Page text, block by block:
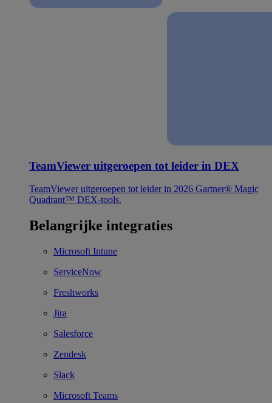
TeamViewer uitgeroepen tot leider in DEX
TeamViewer uitgeroepen tot leider in 2026 Gartner® Magic
Quadrant™ DEX-tools.
Belangrijke integraties
Microsoft Intune
ServiceNow
Freshworks
Jira
Salesforce
Zendesk
Slack
Microsoft Teams